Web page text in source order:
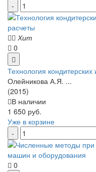
Хит
0
Технология
Олейникова А.Я. ...
(2015)
В наличии
1 650 руб.
Уже в корзине
0